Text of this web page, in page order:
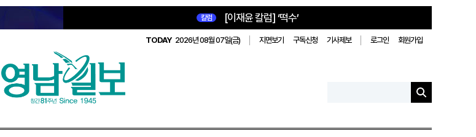
칼럼 [이재윤 칼럼] ‘떡수’
TODAY 2026년 08월 07일(금) 지면보기 구독신청 기사제보 로그인 회원가입